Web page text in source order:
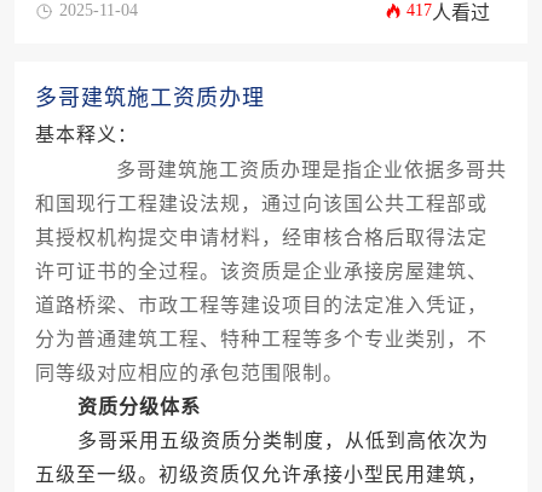
2025-11-04 417人看过
多哥建筑施工资质办理
基本释义：
多哥建筑施工资质办理是指企业依据多哥共
和国现行工程建设法规，通过向该国公共工程部或
其授权机构提交申请材料，经审核合格后取得法定
许可证书的全过程。该资质是企业承接房屋建筑、
道路桥梁、市政工程等建设项目的法定准入凭证，
分为普通建筑工程、特种工程等多个专业类别，不
同等级对应相应的承包范围限制。
资质分级体系
多哥采用五级资质分类制度，从低到高依次为
五级至一级。初级资质仅允许承接小型民用建筑，